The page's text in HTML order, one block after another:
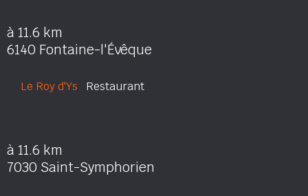
à 11.6 km
6140 Fontaine-l'Évêque
Le Roy d'Ys Restaurant
à 11.6 km
7030 Saint-Symphorien